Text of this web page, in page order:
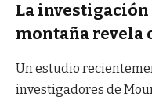
La investigación
montaña revela
Un estudio
investigadores de